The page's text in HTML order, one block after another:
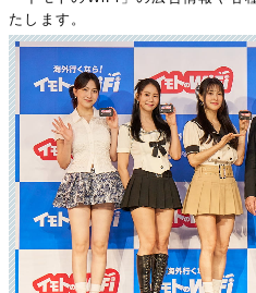
たします。